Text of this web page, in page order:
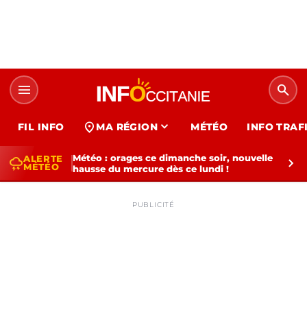
menu search
FIL INFO location_on MA RÉGION expand_more MÉTÉO INFO
thunderstormALERTE
MÉTÉO
Météo : orages ce dimanche soir, nouvelle
hausse du mercure dès ce lundi !
chevron_right
PUBLICITÉ